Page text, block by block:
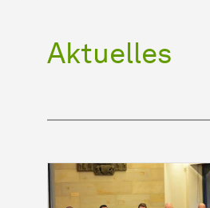
Aktuelles